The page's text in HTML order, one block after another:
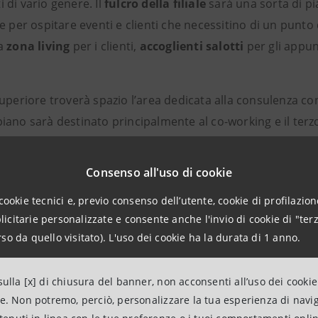
Consenso all'uso di cookie
tecnici e, previo consenso dell’utente, cookie di
personalizzate e consente anche l'invio di cookie di
da quello visitato). L'uso dei cookie ha la durata di 1 anno.
[x] di chiusura del banner, non acconsenti all’uso dei
Non potremo, perciò, personalizzare la tua esperienza di
di vario genere. Il fulcro della filiale sarà una sorta di
per ospitare eventi e clienti che necessitino di un
zona living per i clienti, accoglienti salotti per gli
troverà spazio l’area dedicata alla consulenza
sarà destinato principalmente al co-working e il
di restyling delle filiali èsinergico all’evoluzione dei
in provincia di Cuneo sono almeno 160.000, in
che hanno scelto eseguire comodamente le
smartphone o da PC/tablet, oppure al telefono con il
attiva, sostenendo un’economia capace di
le esportazioni dei distretti agro-alimentari presenti nella